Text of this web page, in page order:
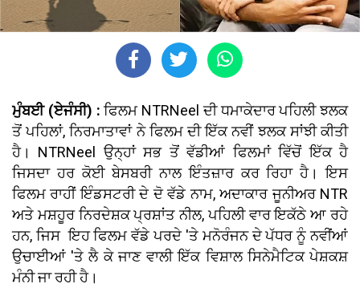
ਮੁੰਬਈ (ਏਜੰਸੀ) :ਫਿਲਮ NTRNeel ਦੀ ਧਮਾਕੇਦਾਰ ਪਹਿਲੀ ਝਲਕ
ਤੋਂ ਪਹਿਲਾਂ, ਨਿਰਮਾਤਾਵਾਂ ਨੇ ਫਿਲਮ ਦੀ ਇੱਕ ਨਵੀਂ ਝਲਕ ਸਾਂਝੀ ਕੀਤੀ
ਹੈ। NTRNeel ਉਨ੍ਹਾਂ ਸਭ ਤੋਂ ਵੱਡੀਆਂ ਫਿਲਮਾਂ ਵਿੱਚੋਂ ਇੱਕ ਹੈ
ਜਿਸਦਾ ਹਰ ਕੋਈ ਬੇਸਬਰੀ ਨਾਲ ਇੰਤਜ਼ਾਰ ਕਰ ਰਿਹਾ ਹੈ। ਇਸ
ਫਿਲਮ ਰਾਹੀਂ ਇੰਡਸਟਰੀ ਦੇ ਦੋ ਵੱਡੇ ਨਾਮ, ਅਦਾਕਾਰ ਜੂਨੀਅਰ NTR
ਅਤੇ ਮਸ਼ਹੂਰ ਨਿਰਦੇਸ਼ਕ ਪ੍ਰਸ਼ਾਂਤ ਨੀਲ, ਪਹਿਲੀ ਵਾਰ ਇਕੱਠੇ ਆ ਰਹੇ
ਹਨ, ਜਿਸ ਇਹ ਫਿਲਮ ਵੱਡੇ ਪਰਦੇ 'ਤੇ ਮਨੋਰੰਜਨ ਦੇ ਪੱਧਰ ਨੂੰ ਨਵੀਂਆਂ
ਉਚਾਈਆਂ 'ਤੇ ਲੈ ਕੇ ਜਾਣ ਵਾਲੀ ਇੱਕ ਵਿਸ਼ਾਲ ਸਿਨੇਮੈਟਿਕ ਪੇਸ਼ਕਸ਼
ਮੰਨੀ ਜਾ ਰਹੀ ਹੈ।